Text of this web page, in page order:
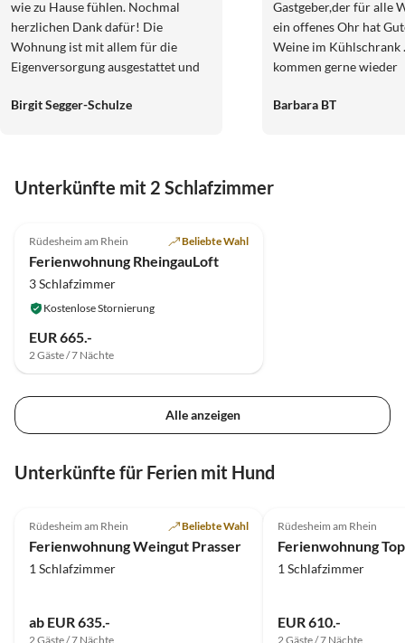
wie zu Hause fühlen. Nochmal
herzlichen Dank dafür! Die
Wohnung ist mit allem für die
Eigenversorgung ausgestattet und
Einrichtung mit viel Liebe zum
Wanderungen zu unternehmen
erreichen. Wir haben uns sehr wohl
und willkommen gefühlt. Vielen
Dank für die entspannte Auszeit
und das liebevoll verpackte
Wesermarsch. Birgit und Jörg
Birgit Segger-Schulze
Gastgeber,der für alle Wünnsche
ein offenes Ohr hat
Weine im Kühlschrank . Wir
kommen gerne wieder
Barbara BT
Unterkünfte mit 2 Schlafzimmer
Rüdesheim am Rhein Beliebte Wahl
Ferienwohnung RheingauLoft
3 Schlafzimmer
Kostenlose Stornierung
EUR 665.-
2 Gäste / 7 Nächte
Alle anzeigen
Unterkünfte für Ferien mit Hund
Rüdesheim am Rhein Beliebte Wahl
Ferienwohnung Weingut Prasser
1 Schlafzimmer
ab EUR 635.-
2 Gäste / 7 Nächte
Rüdesheim am Rhein
Ferienwohnung Top
1 Schlafzimmer
EUR 610.-
2 Gäste / 7 Nächte